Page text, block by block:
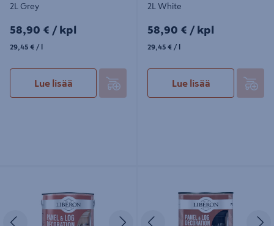
2L Grey
58,90€/kpl
58,90 € / kpl
29,45 € / l
Lue lisää
2L White
58,90€/kpl
58,90 € / kpl
29,45 € / l
Lue lisää
Edellinen SeuraavaEdellinen